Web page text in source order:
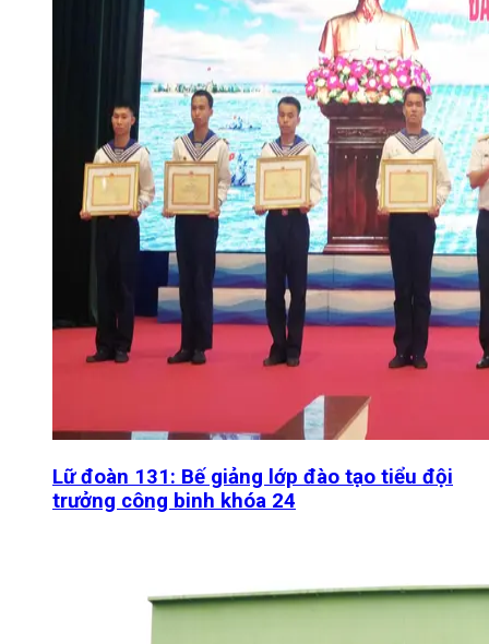
Lữ đoàn 131: Bế giảng lớp đào tạo tiểu đội
trưởng công binh khóa 24